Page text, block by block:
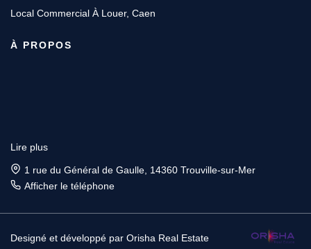
Local Commercial À Louer, Caen
À PROPOS
Lire plus
1 rue du Général de Gaulle, 14360 Trouville-sur-Mer
Afficher le téléphone
Designé et développé par Orisha Real Estate